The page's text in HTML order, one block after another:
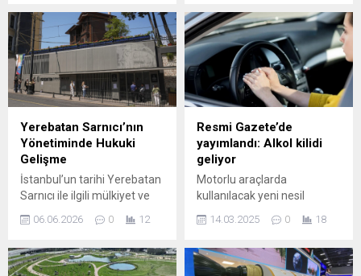
yan giderleri aksatan
kiracılar da evden tahliye
edilebilecek.
Fuarı’nda önemli
açıklamalarda bulundu.
Konuşmasında savunma
sanayinin yerli ve milli
kapasitelerinin
güçlendirilmesine vurgu
yaptı. Erdoğan, sektör
paydaşlarına hitaben; iş
birliği, teknoloji transferi ve
üretim altyapısının
geliştirilmesinin gerekliliğini
belirtti. Etkinliğin, küresel
rekabette Türkiye’nin
Yerebatan Sarnıcı’nın
Yönetiminde Hukuki
Gelişme
İstanbul’un tarihi Yerebatan
Sarnıcı ile ilgili mülkiyet ve
döneme girdi. Uzun süredir
sonucunda yapı, İBB’den
06.06.2026 0 12
Resmi Gazete’de
yayımlandı: Alkol kilidi
geliyor
Motorlu araçlarda
kullanılacak yeni nesil
şartlar netleşti. Bugün
yayımlanan yönetmelikle,
14.03.2025 0 18